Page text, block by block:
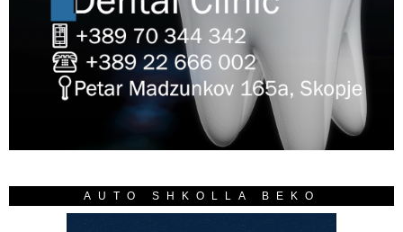
AUTO SHKOLLA BEKO